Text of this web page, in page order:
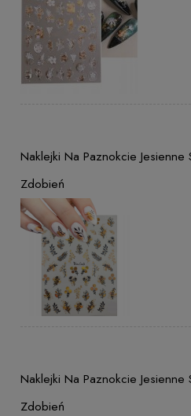
Naklejki Na Paznokcie
Zdobień
Naklejki Na Paznokcie
Zdobień